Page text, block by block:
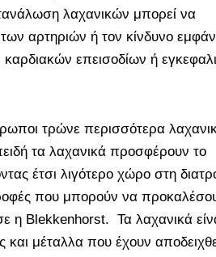
λαχανικών μπορεί να
αρτηριών ή τον κίνδυνο
επεισοδίων ή
τρώνε περισσότερα
τα λαχανικά προσφέρουν το
έτσι λιγότερο χώρο στη
που μπορούν να
η Blekkenhorst. Τα λαχανικά
και μέταλλα που έχουν